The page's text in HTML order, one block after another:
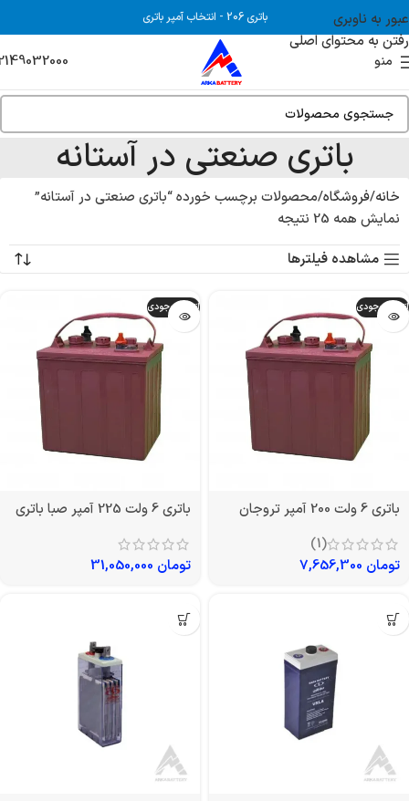
عبور به ناوبری
رفتن به محتوای اصلی
باتری 206 - انتخاب آمپر باتری
منو
باتری صنعتی در آستانه
خانه فروشگاه محصولات برچسب خورده “باتری صنعتی در آستانه”
نمایش همه 25 نتیجه
مشاهده فیلترها
اتمام موجودی
باتری 6 ولت 200 آمپر تروجان
(1)
تومان
اتمام موجودی
باتری 6 ولت 225 آمپر صبا باتری
تومان